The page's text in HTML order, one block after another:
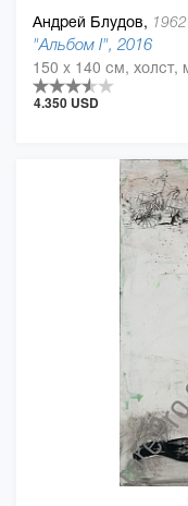
Андрей Блудов, 1962
"Альбом І", 2016
4.350 USD